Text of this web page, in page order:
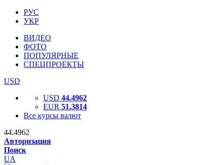
РУС
УКР
ВИДЕО
ФОТО
ПОПУЛЯРНЫЕ
СПЕЦПРОЕКТЫ
USD
USD 44.4962
EUR 51.3814
Все курсы валют
44.4962
Авторизация
Поиск
UA